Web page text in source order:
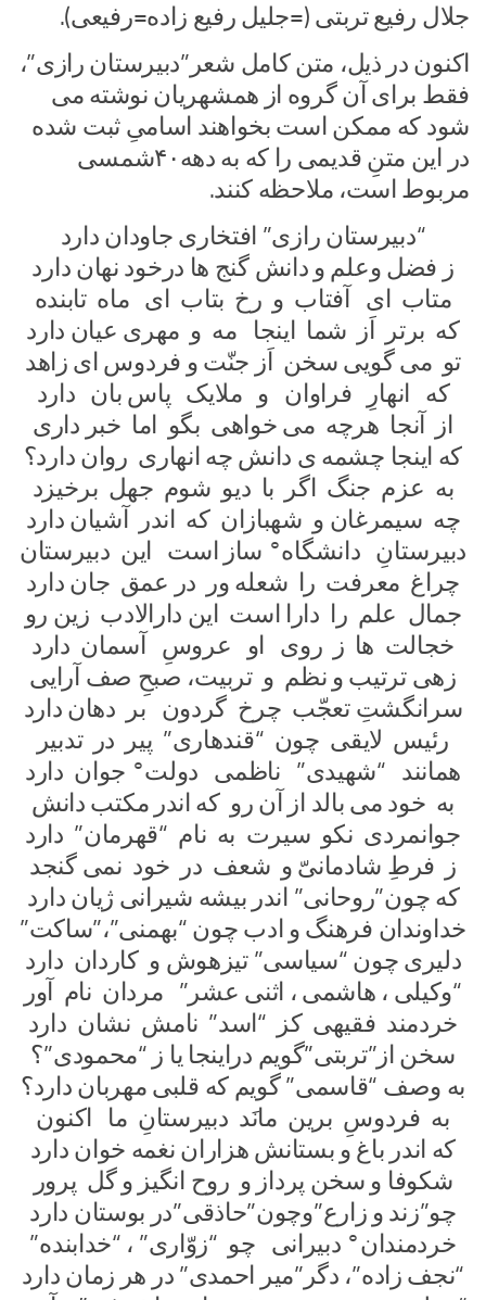
جلال رفیع تربتی (=جلیل رفیع زاده=رفیعی).
اکنون در ذیل، متن کامل شعر”دبیرستان رازی”،
فقط برای آن گروه از همشهریان نوشته می
شود که ممکن است بخواهند اسامیِ ثبت شده
در این متنِ قدیمی را که به دهه۴۰شمسی
مربوط است، ملاحظه کنند.
“دبیرستان رازی” افتخاری جاودان دارد
ز فضل وعلم و دانش گنج ها درخود نهان دارد
متاب ای آفتاب و رخ بتاب ای ماه تابنده
که برتر اَز شما اینجا مه و مهری عیان دارد
تو می گویی سخن اَز جنّت و فردوس ای زاهد
که انهارِ فراوان و ملایک پاس بان دارد
از آنجا هرچه می خواهی بگو اما خبر داری
که اینجا چشمه ی دانش چه انهاری روان دارد؟
به عزم جنگ اگر با دیو شوم جهل برخیزد
چه سیمرغان و شهبازان که اندر آشیان دارد
دبیرستانِ دانشگاه° ساز است این دبیرستان
چراغ معرفت را شعله ور در عمق جان دارد
جمال علم را دارا است این دارالادب زین رو
خجالت ها ز روی او عروسِ آسمان دارد
زهی ترتیب و نظم و تربیت، صبحِ صف آرایی
سرانگشتِ تعجّب چرخ گردون بر دهان دارد
رئیس لایقی چون “قندهاری” پیر در تدبیر
همانند “شهیدی” ناظمی دولت° جوان دارد
به خود می بالد از آن رو که اندر مکتب دانش
جوانمردی نکو سیرت به نام “قهرمان” دارد
ز فرطِ شادمانیّ و شعف در خود نمی گنجد
که چون”روحانی” اندر بیشه شیرانی ژیان دارد
خداوندان فرهنگ و ادب چون “بهمنی”،”ساکت”
دلیری چون “سیاسی” تیزهوش و کاردان دارد
“وکیلی ، هاشمی ، اثنی عشر” مردان نام آور
خردمند فقیهی کز “اسد” نامش نشان دارد
سخن از”تربتی”گویم دراینجا یا ز “محمودی”؟
به وصف “قاسمی” گویم که قلبی مهربان دارد؟
به فردوسِ برین مانَد دبیرستانِ ما اکنون
که اندر باغ و بستانش هزاران نغمه خوان دارد
شکوفا و سخن پرداز و روح انگیز و گل پرور
چو”زند و زارع”وچون”حاذقی”در بوستان دارد
خردمندان° دبیرانی چو “زوّاری” ، “خدابنده”
“نجف زاده”، دگر”میر احمدی” در هر زمان دارد